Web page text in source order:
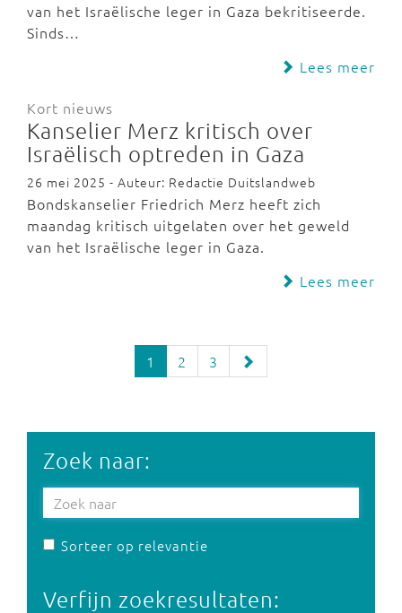
van het Israëlische leger in Gaza bekritiseerde.
Sinds…
Lees meer
Kort nieuws
Kanselier Merz kritisch over
Israëlisch optreden in Gaza
26 mei 2025 - Auteur: Redactie Duitslandweb
Bondskanselier Friedrich Merz heeft zich
maandag kritisch uitgelaten over het geweld
van het Israëlische leger in Gaza.
Lees meer
1 2 3
Zoek naar:
Sorteer op relevantie
Verfijn zoekresultaten: